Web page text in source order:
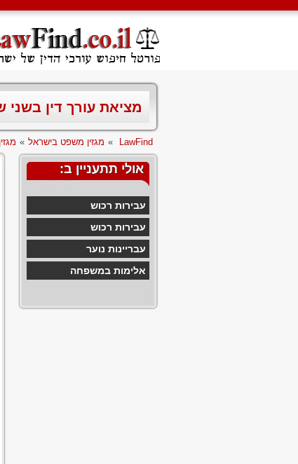
מציאת עורך דין בשני
LawFind
» מגזין משפט בישראל »
אולי תתעניין ב:
עבירות רכוש
עבירות רכוש
עבריינות נוער
אלימות במשפחה